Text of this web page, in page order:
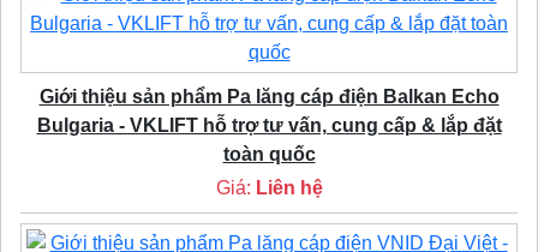
Giới thiệu sản phẩm Pa lăng cáp điện Balkan Echo
Bulgaria - VKLIFT hỗ trợ tư vấn, cung cấp & lắp đặt
toàn quốc
Giá: Liên hệ